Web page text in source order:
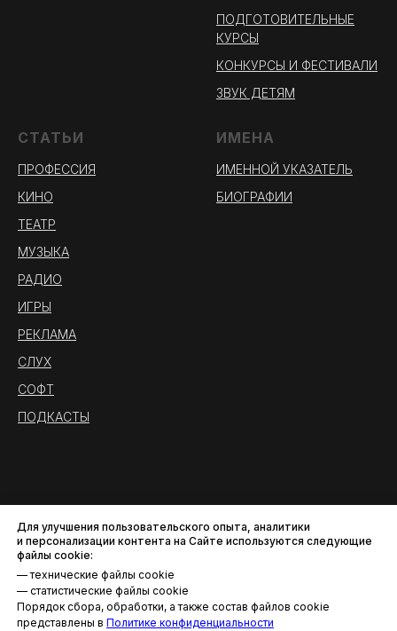
Для улучшения пользовательского опыта, аналитики
и персонализации контента на Сайте используются следующие
файлы cookie:
— технические файлы cookie
— статистические файлы cookie
Порядок сбора, обработки, а также состав файлов cookie
представлены в Политике конфиденциальности
ПОДГОТОВИТЕЛЬНЫЕ
КУРСЫ
КОНКУРСЫ И ФЕСТИВАЛИ
ЗВУК ДЕТЯМ
СТАТЬИ
ПРОФЕССИЯ
КИНО
ТЕАТР
МУЗЫКА
РАДИО
ИГРЫ
РЕКЛАМА
СЛУХ
СОФТ
ПОДКАСТЫ
ИМЕНА
ИМЕННОЙ УКАЗАТЕЛЬ
БИОГРАФИИ
Политика конфиденциальности